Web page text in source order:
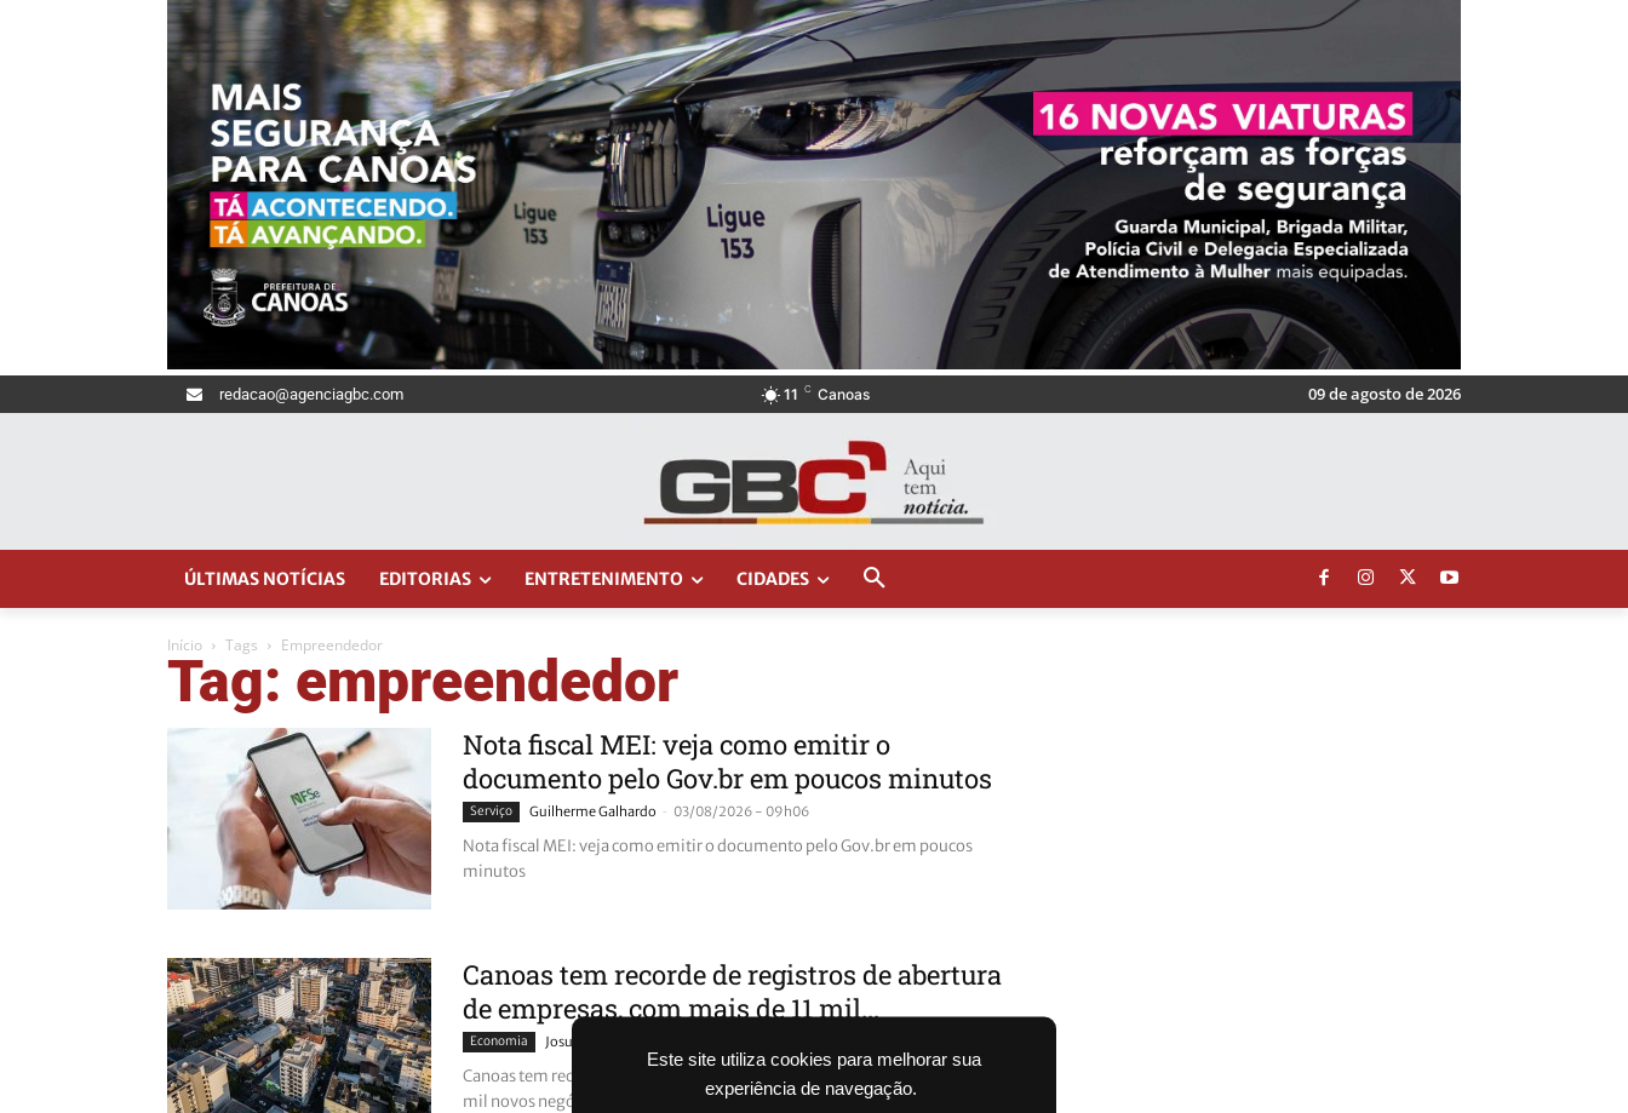
Este site utiliza cookies para melhorar sua
experiência de navegação.
redacao@agenciagbc.com 11 C Canoas 09 de agosto de 2026
ÚLTIMAS NOTÍCIAS EDITORIAS ENTRETENIMENTO CIDADES
Início Tags Empreendedor
Tag: empreendedor
Nota fiscal MEI: veja como emitir o
documento pelo Gov.br em poucos minutos
Serviço Guilherme Galhardo - 03/08/2026 - 09h06
Nota fiscal MEI: veja como emitir o documento pelo Gov.br em poucos
minutos
Canoas tem recorde de registros de abertura
de empresas, com mais de 11 mil...
Economia Josué Garcia
Canoas tem recorde de registros de abertura de empresas, com mais de 11
mil novos negócios